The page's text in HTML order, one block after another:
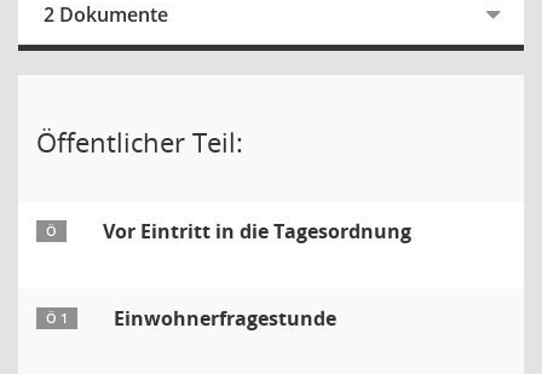
2 Dokumente
Öffentlicher Teil:
Ö Vor Eintritt in die Tagesordnung
Ö 1 Einwohnerfragestunde